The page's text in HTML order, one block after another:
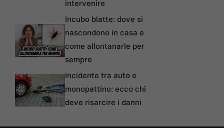
intervenire
Incubo blatte: dove si
nascondono in casa e
come allontanarle per
sempre
Incidente tra auto e
monopattino: ecco chi
deve risarcire i danni